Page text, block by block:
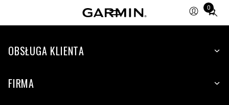
0
Total
items
cart:
OBSŁUGA KLIENTA
FIRMA